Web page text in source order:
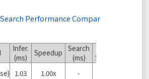
Performance Compar
Infer.
(ms)
Speedup
Search
(ms)
Speedup
1.03 1.00x -